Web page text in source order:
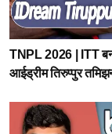
TNPL 2026 | ITT
आईड्रीम तिरुप्पुर